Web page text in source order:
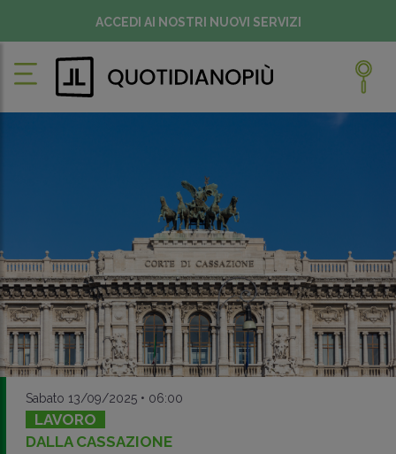
ACCEDI AI NOSTRI NUOVI SERVIZI
Sabato 13/09/2025 • 06:00
LAVORO
DALLA CASSAZIONE